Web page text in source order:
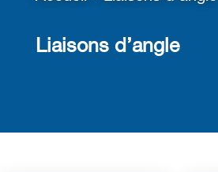
Liaisons d’angle